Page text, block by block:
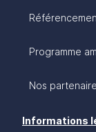
Programme
Nos
Informations